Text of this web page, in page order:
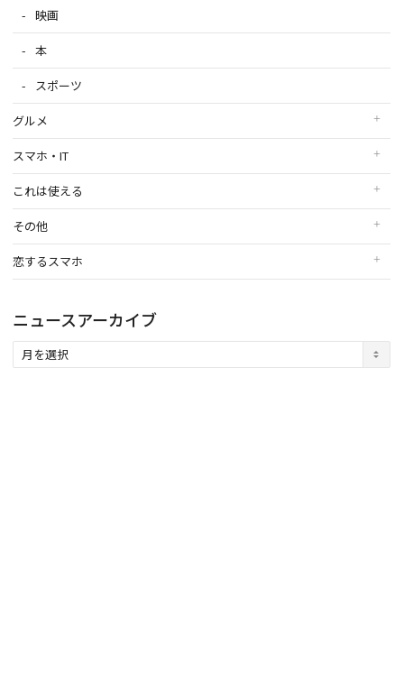
映画
本
スポーツ
グルメ
スマホ・IT
これは使える
その他
恋するスマホ
ニュースアーカイブ
ュ